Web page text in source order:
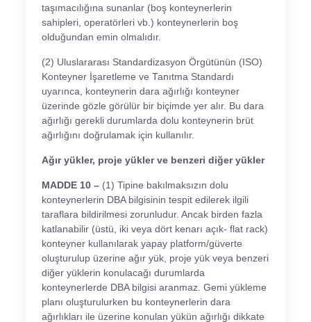
taşımacılığına sunanlar (boş konteynerlerin
sahipleri, operatörleri vb.) konteynerlerin boş
olduğundan emin olmalıdır.
(2) Uluslararası Standardizasyon Örgütünün (ISO)
Konteyner İşaretleme ve Tanıtma Standardı
uyarınca, konteynerin dara ağırlığı konteyner
üzerinde gözle görülür bir biçimde yer alır. Bu dara
ağırlığı gerekli durumlarda dolu konteynerin brüt
ağırlığını doğrulamak için kullanılır.
Ağır yükler, proje yükler ve benzeri diğer yükler
MADDE 10 – (1) Tipine bakılmaksızın dolu
konteynerlerin DBA bilgisinin tespit edilerek ilgili
taraflara bildirilmesi zorunludur. Ancak birden fazla
katlanabilir (üstü, iki veya dört kenarı açık- flat rack)
konteyner kullanılarak yapay platform/güverte
oluşturulup üzerine ağır yük, proje yük veya benzeri
diğer yüklerin konulacağı durumlarda
konteynerlerde DBA bilgisi aranmaz. Gemi yükleme
planı oluşturulurken bu konteynerlerin dara
ağırlıkları ile üzerine konulan yükün ağırlığı dikkate